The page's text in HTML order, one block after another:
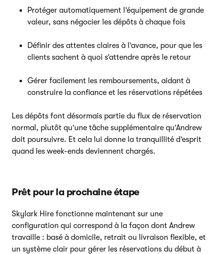
Protéger automatiquement l’équipement de grande
valeur, sans négocier les dépôts à chaque fois
Définir des attentes claires à l’avance, pour que les
clients sachent à quoi s’attendre après le retour
Gérer facilement les remboursements, aidant à
construire la confiance et les réservations répétées
Les dépôts font désormais partie du flux de réservation
normal, plutôt qu’une tâche supplémentaire qu’Andrew
doit poursuivre. Et cela lui donne la tranquillité d’esprit
quand les week-ends deviennent chargés.
Prêt pour la prochaine étape
Skylark Hire fonctionne maintenant sur une
configuration qui correspond à la façon dont Andrew
travaille : basé à domicile, retrait ou livraison flexible, et
un système clair pour gérer les réservations du début à